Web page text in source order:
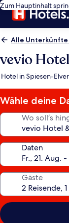
Zum Hauptinhalt
Alle
vevio
Hotel in Spiesen-
Wähle deine
Wo soll’s
Daten
Gäste